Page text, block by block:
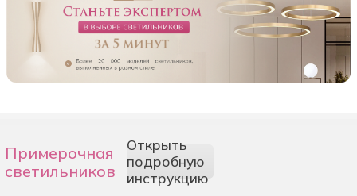
Примерочная
светильников
Открыть
подробную
инструкцию